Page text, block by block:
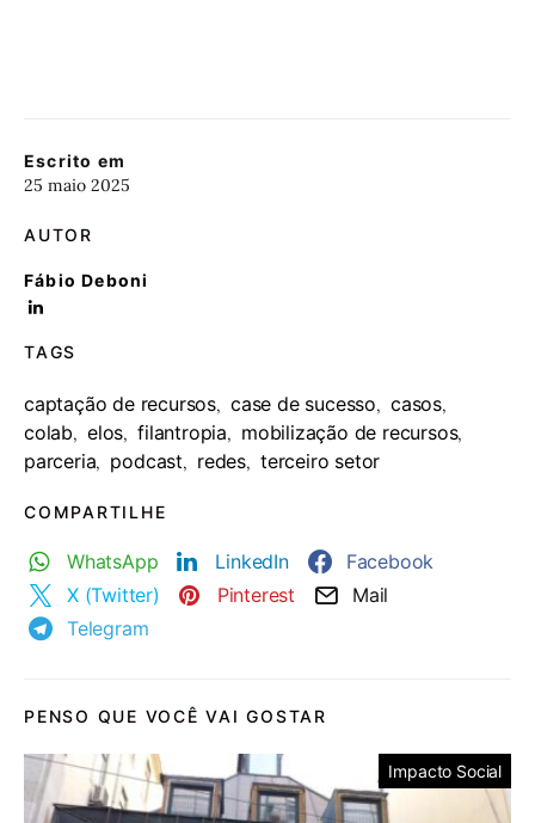
Escrito em
25 maio 2025
AUTOR
Fábio Deboni
TAGS
captação de recursos, case de sucesso, casos,
colab, elos, filantropia, mobilização de recursos,
parceria, podcast, redes, terceiro setor
COMPARTILHE
WhatsApp LinkedIn
Facebook
X (Twitter)
Pinterest
Mail
Telegram
PENSO QUE VOCÊ VAI GOSTAR
Impacto Social